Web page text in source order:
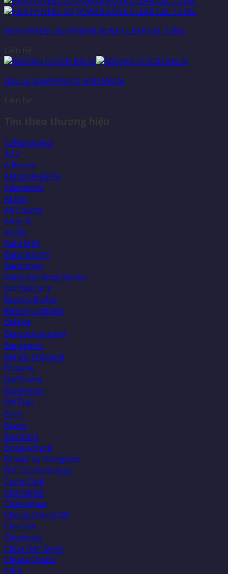
HER HYNESS 3D POWER ACNE CLEAR GEL 12ML
Dầu cù là RASYAN O-SOD BALM
12Nangpaya
4U2
A Bonne
Abhaibhubejhr
Ajinomoto
ALESE
AR Cosmo
Aroy-D
Aveda
Babi Mild
Baby Bright
Bancream
Bath and Body Works
bath&bloom
Beauty Buffet
Beauty Cottage
BeNice
Benzac(เบนเเซค)
Bergamot
Berich Thailand
Bhaesaj
BioPharm
Biowoman
BK(บีเค)
Blink
Boots
Bosisto’s
Botaya Herb
Browit by Nongchat
BSC Cosmetology
Cathy Doll
Chaindrite
Chatramue
Cheng Cheng Oil
Cheraim
Chomnita
Chua Hah Seng
Chupa Chups
Citra